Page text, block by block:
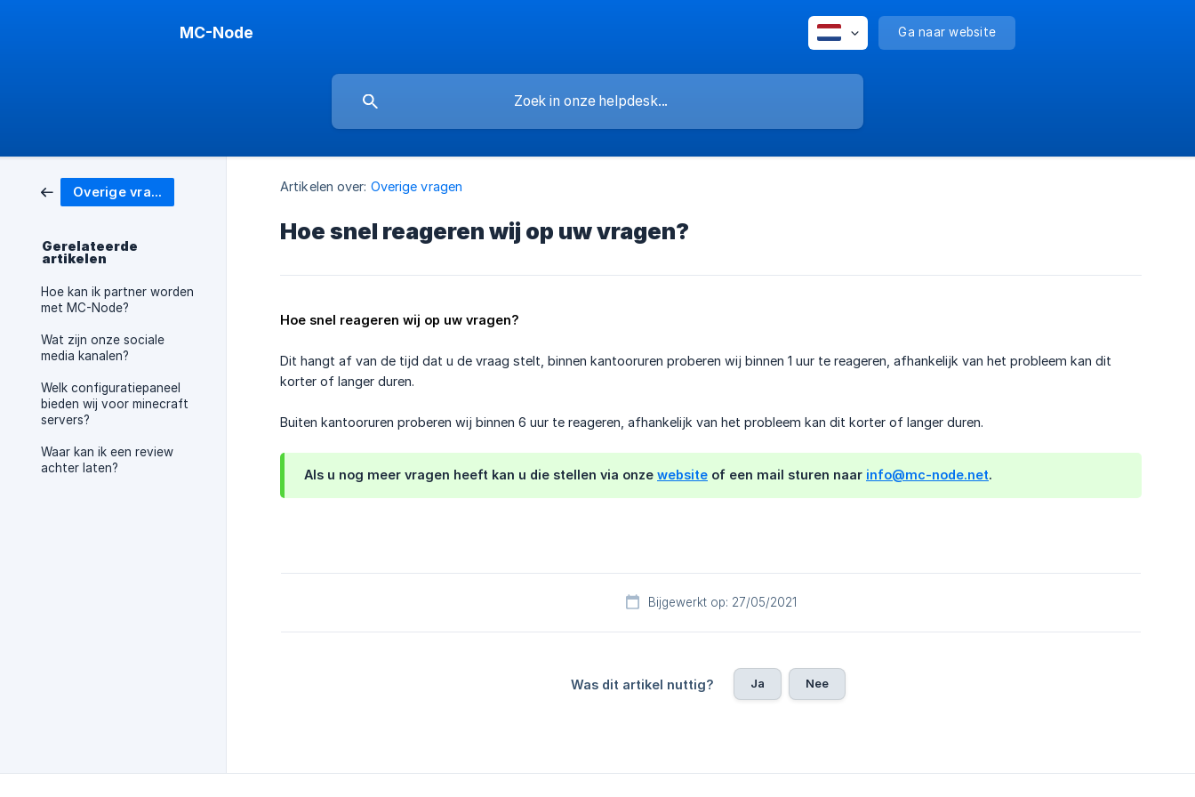
MC-Node Ga naar website
Overige vragen
Gerelateerde
artikelen
Hoe kan ik partner worden
met MC-Node?
Wat zijn onze sociale
media kanalen?
Welk configuratiepaneel
bieden wij voor minecraft
servers?
Waar kan ik een review
achter laten?
Artikelen over: Overige vragen
Hoe snel reageren wij op uw vragen?
Hoe snel reageren wij op uw vragen?
Dit hangt af van de tijd dat u de vraag stelt, binnen kantooruren proberen wij binnen 1 uur te reageren, afhankelijk van het probleem kan dit
korter of langer duren.
Buiten kantooruren proberen wij binnen 6 uur te reageren, afhankelijk van het probleem kan dit korter of langer duren.
Als u nog meer vragen heeft kan u die stellen via onze website of een mail sturen naar info@mc-node.net.
Bijgewerkt op: 27/05/2021
Was dit artikel nuttig? Ja Nee